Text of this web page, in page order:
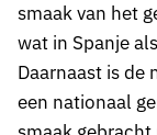
smaak van het
wat in Spanje
Daarnaast is de
een nationaal